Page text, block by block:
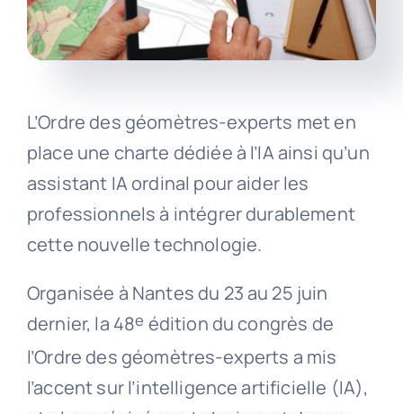
L’Ordre des géomètres-experts met en
place une charte dédiée à l’IA ainsi qu’un
assistant IA ordinal pour aider les
professionnels à intégrer durablement
cette nouvelle technologie.
Organisée à Nantes du 23 au 25 juin
dernier, la 48e édition du congrès de
l’Ordre des géomètres-experts a mis
l’accent sur l’intelligence artificielle (IA),